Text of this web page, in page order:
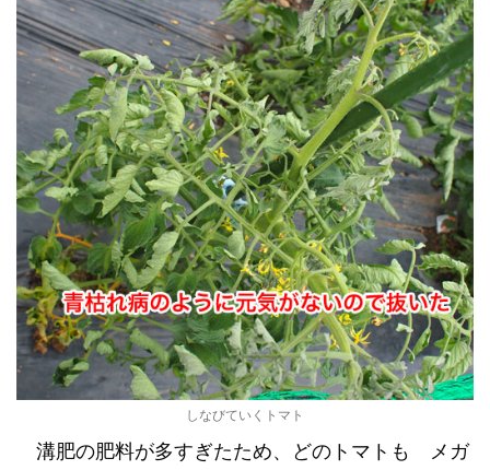
しなびていくトマト
溝肥の肥料が多すぎたため、どのトマトも メガ